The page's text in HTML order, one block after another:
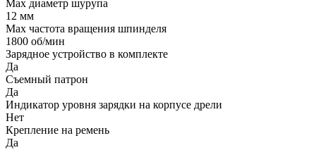
Max диаметр шурупа
12 мм
Max частота вращения шпинделя
1800 об/мин
Зарядное устройство в комплекте
Да
Съемный патрон
Да
Индикатор уровня зарядки на корпусе дрели
Нет
Крепление на ремень
Да